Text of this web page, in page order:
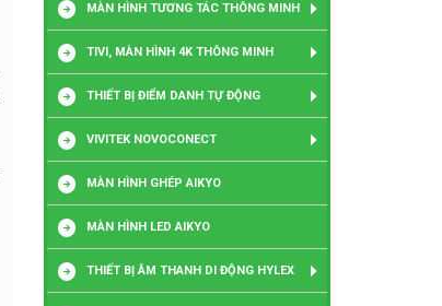
MÀN HÌNH TƯƠNG TÁC THÔNG MINH
TIVI, MÀN HÌNH 4K THÔNG MINH
THIẾT BỊ ĐIỂM DANH TỰ ĐỘNG
VIVITEK NOVOCONECT
MÀN HÌNH GHÉP AIKYO
MÀN HÌNH LED AIKYO
THIẾT BỊ ÂM THANH DI ĐỘNG HYLEX